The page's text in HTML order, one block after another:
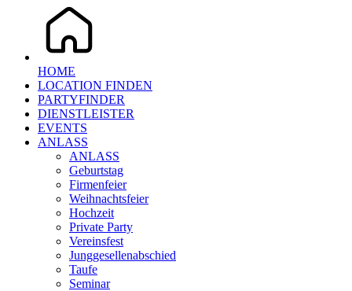
HOME
LOCATION FINDEN
PARTYFINDER
DIENSTLEISTER
EVENTS
ANLASS
ANLASS
Geburtstag
Firmenfeier
Weihnachtsfeier
Hochzeit
Private Party
Vereinsfest
Junggesellenabschied
Taufe
Seminar